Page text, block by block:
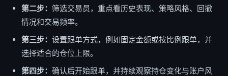
第二步： 筛选交易员，重点看历史表现、策略风格、回撤
情况和交易频率。
第三步： 设置跟单方式，例如固定金额或按比例跟单，并
选择适合的仓位上限。
第四步： 确认后开始跟单，并持续观察持仓变化与账户风